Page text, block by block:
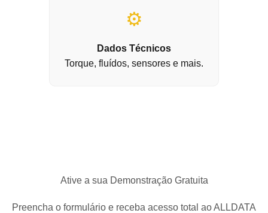
⚙️
Dados Técnicos
Torque, fluídos, sensores e mais.
Ative a sua Demonstração Gratuita
Preencha o formulário e receba acesso total ao ALLDATA